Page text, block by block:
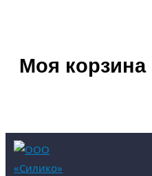
Моя корзина